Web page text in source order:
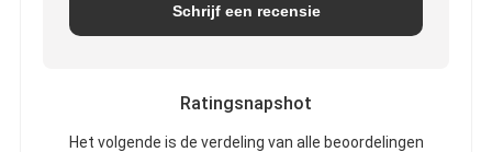
Schrijf een recensie
Ratingsnapshot
Het volgende is de verdeling van alle beoordelingen